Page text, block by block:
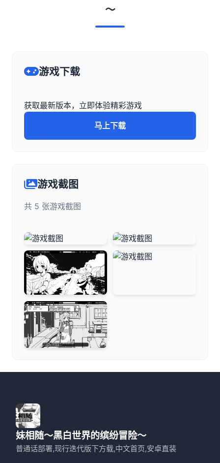
～
游戏下载
获取最新版本，立即体验精彩游戏
马上下载
游戏截图
共 5 张游戏截图
妹相随～黑白世界的缤纷冒险～
普通话部署,现行迭代版下方载,中文首页,安卓直装